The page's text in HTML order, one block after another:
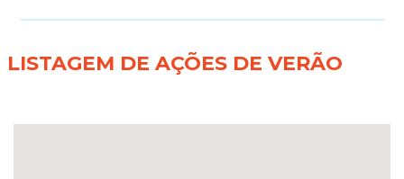
LISTAGEM DE AÇÕES DE VERÃO